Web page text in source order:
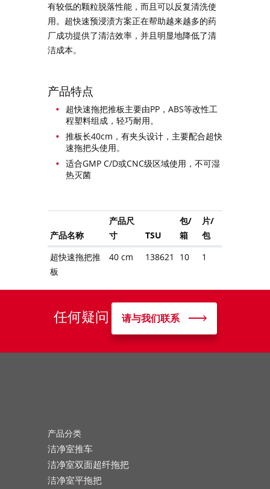
有较低的颗粒脱落性能，而且可以反复清洗使
用。超快速预浸渍方案正在帮助越来越多的药
厂成功提供了清洁效率，并且明显地降低了清
洁成本。
产品特点
超快速拖把推板主要由PP，ABS等改性工
程塑料组成，轻巧耐用。
推板长40cm，有夹头设计，主要配合超快
速拖把头使用。
适合GMP C/D或CNC级区域使用，不可湿
热灭菌
产品名称
产品尺
寸
TSU
包/
箱
片/
包
超快速拖把推
板
40 cm 138621 10 1
任何疑问 请与我们联系
产品分类
洁净室推车
洁净室双面超纤拖把
洁净室平拖把